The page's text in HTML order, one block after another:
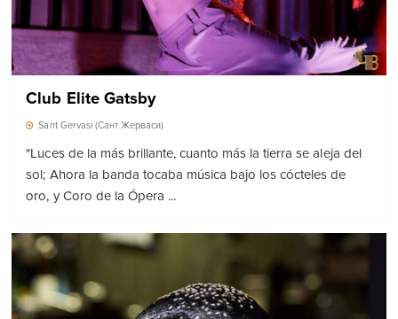
Club Elite Gatsby
Sant Gervasi (Сант Жерваси)
"Luces de la más brillante, cuanto más la tierra se aleja del
sol; Ahora la banda tocaba música bajo los cócteles de
oro, y Coro de la Ópera ...